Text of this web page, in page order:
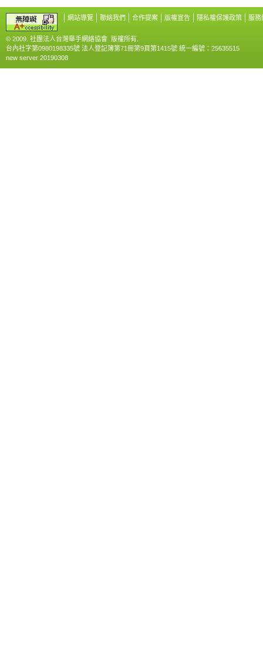
網站導覽 聯絡我們 合作提案 版權宣告 隱私權保護政策 服務
© 2009. 社團法人台灣舉手網絡協會. 版權所有.
台內社字第0980198335號 法人登記簿第71冊第9頁第1415號 統一編號：25635515
new server 20190308